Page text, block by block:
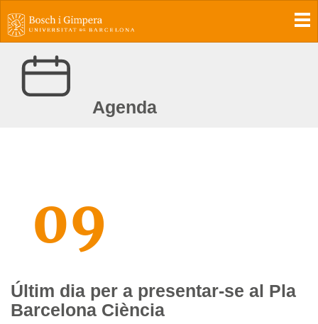
Agenda
09
Últim dia per a presentar-se al Pla
Barcelona Ciència